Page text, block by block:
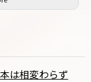
は相変わらず